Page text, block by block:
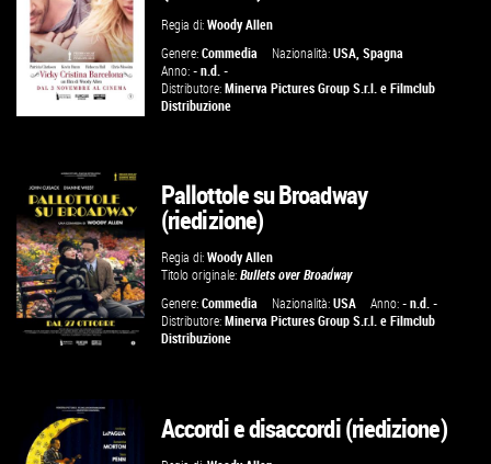
VAI ALLA SCHEDA
Regia di:Woody Allen
Genere:Commedia Nazionalità:USA ,Spagna
Anno:- n.d. -
Distributore:Minerva Pictures Group S.r.l. eFilmclub
Distribuzione
VAI ALLA SCHEDA
Pallottole su Broadway
(riedizione)
Regia di:Woody Allen
Titolo originale:Bullets over Broadway
Genere:Commedia Nazionalità:USA Anno:- n.d. -
Distributore:Minerva Pictures Group S.r.l. eFilmclub
Distribuzione
Accordi e disaccordi (riedizione)